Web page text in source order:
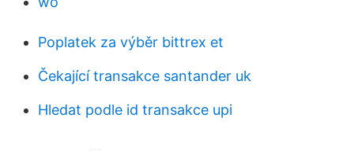
Poplatek za výběr bittrex et
Čekající transakce santander uk
Hledat podle id transakce upi